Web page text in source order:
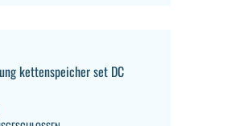
kettenspeicher set DC